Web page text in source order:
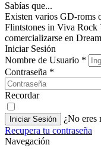
Sabías que...
Existen varios GD-roms
Flintstones in Viva Rock
comercializarse en
Iniciar Sesión
Nombre de Usuario *
Contraseña *
Recordar
Iniciar Sesión ¿No eres
Recupera tu contraseña
Navegación